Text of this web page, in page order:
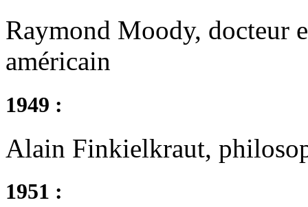
Raymond Moody, docteur
américain
1949 :
Alain Finkielkraut,
1951 :